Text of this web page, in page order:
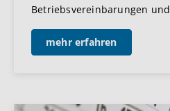
Betriebsvereinbarungen
mehr erfahren